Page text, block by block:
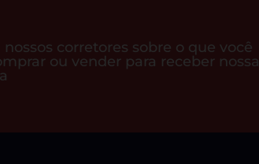
nossos corretores sobre o que você
ou vender para receber nossa